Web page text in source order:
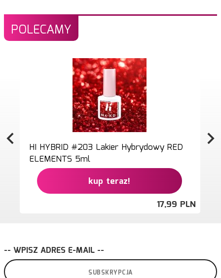
POLECAMY
HI HYBRID #203 Lakier Hybrydowy RED
ELEMENTS 5ml
kup teraz!
17,99 PLN
-- WPISZ ADRES E-MAIL --